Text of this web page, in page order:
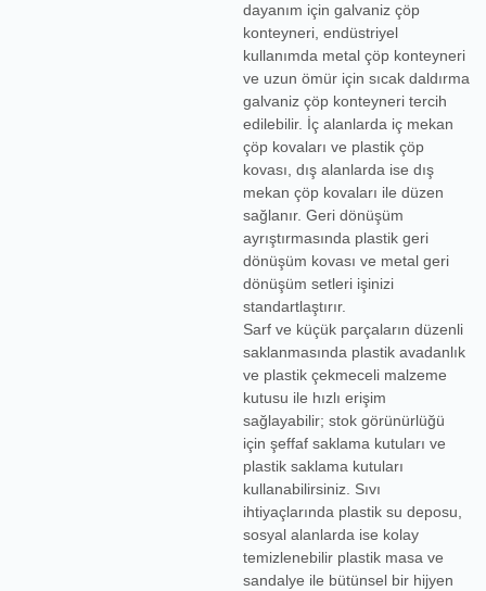
dayanım için galvaniz çöp
konteyneri , endüstriyel
kullanımda metal çöp konteyneri
ve uzun ömür için sıcak daldırma
galvaniz çöp konteyneri tercih
edilebilir. İç alanlarda iç mekan
çöp kovaları ve plastik çöp
kovası , dış alanlarda ise dış
mekan çöp kovaları ile düzen
sağlanır. Geri dönüşüm
ayrıştırmasında plastik geri
dönüşüm kovası ve metal geri
dönüşüm setleri işinizi
standartlaştırır.
Sarf ve küçük parçaların düzenli
saklanmasında plastik avadanlık
ve plastik çekmeceli malzeme
kutusu ile hızlı erişim
sağlayabilir; stok görünürlüğü
için şeffaf saklama kutuları ve
plastik saklama kutuları
kullanabilirsiniz. Sıvı
ihtiyaçlarında plastik su deposu
sosyal alanlarda ise kolay
temizlenebilir plastik masa ve
sandalye ile bütünsel bir hijyen